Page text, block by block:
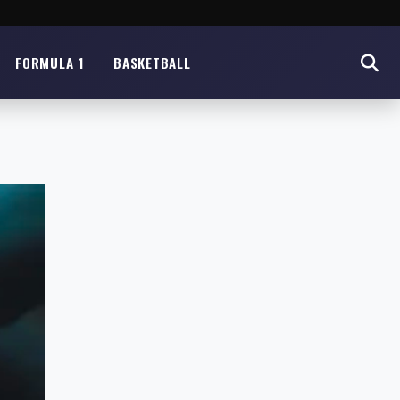
FORMULA 1 BASKETBALL